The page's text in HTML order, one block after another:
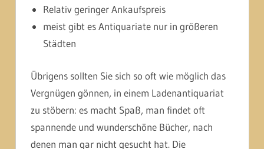
Relativ geringer Ankaufspreis
meist gibt es Antiquariate nur in größeren
Städten
Übrigens sollten Sie sich so oft wie möglich das
Vergnügen gönnen, in einem Ladenantiquariat
zu stöbern: es macht Spaß, man findet oft
spannende und wunderschöne Bücher, nach
denen man gar nicht gesucht hat. Die